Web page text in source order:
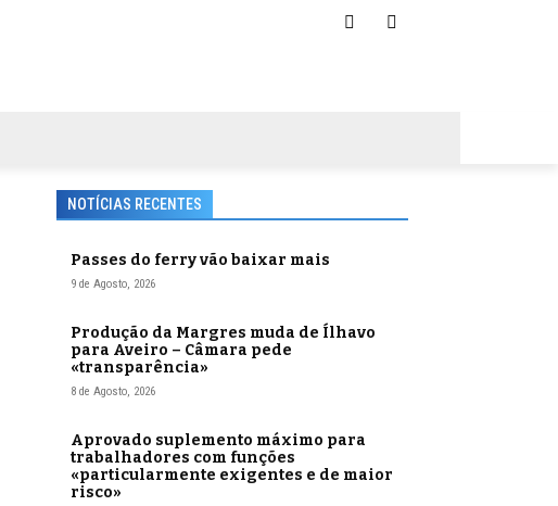
NOTÍCIAS RECENTES
Passes do ferry vão baixar mais
9 de Agosto, 2026
Produção da Margres muda de Ílhavo
para Aveiro – Câmara pede
«transparência»
8 de Agosto, 2026
Aprovado suplemento máximo para
trabalhadores com funções
«particularmente exigentes e de maior
risco»